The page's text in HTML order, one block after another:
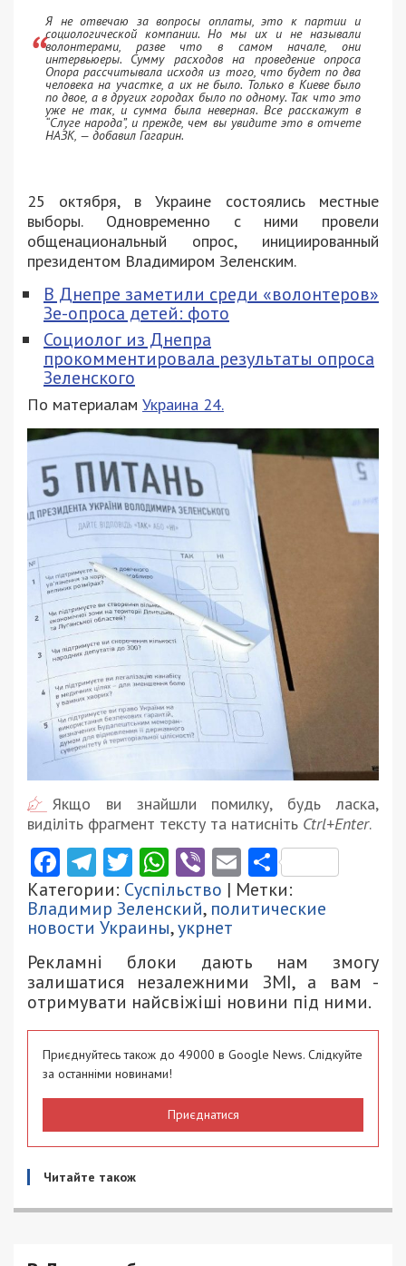
Я не отвечаю за вопросы оплаты, это к партии и
социологической компании. Но мы их и не называли
волонтерами, разве что в самом начале, они
интервьюеры. Сумму расходов на проведение опроса
Опора рассчитывала исходя из того, что будет по два
человека на участке, а их не было. Только в Киеве было
по двое, а в других городах было по одному. Так что это
уже не так, и сумма была неверная. Все расскажут в
“Слуге народа”, и прежде, чем вы увидите это в отчете
НАЗК, — добавил Гагарин.
25 октября, в Украине состоялись местные
выборы. Одновременно с ними провели
общенациональный опрос, инициированный
президентом Владимиром Зеленским.
В Днепре заметили среди «волонтеров»
Зе-опроса детей: фото
Социолог из Днепра
прокомментировала результаты опроса
Зеленского
По материалам Украина 24.
Якщо ви знайшли помилку, будь ласка,
виділіть фрагмент тексту та натисніть Ctrl+Enter.
Facebook
Telegram
Twitter
WhatsApp
ViberEmail
Категории: Суспільство | Метки:
Владимир Зеленский, политические
новости Украины,укрнет
Рекламні блоки дають нам змогу
залишатися незалежними ЗМІ, а вам -
отримувати найсвіжіші новини під ними.
Приєднуйтесь також до 49000 в Google News. Слідкуйте
за останніми новинами!
Приєднатися
Читайте також